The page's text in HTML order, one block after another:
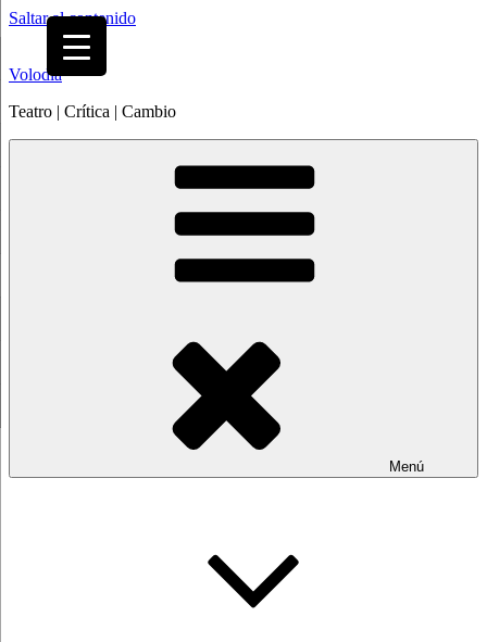
Saltar al contenido
Volodia
Teatro | Crítica | Cambio
Menú